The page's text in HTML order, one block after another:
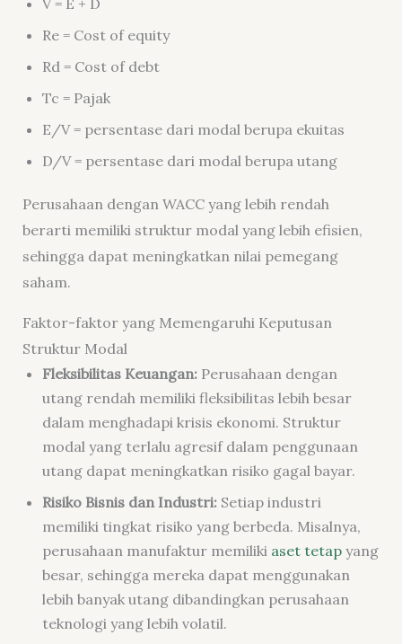
V = E + D
Re = Cost of equity
Rd = Cost of debt
Tc = Pajak
​E/V = persentase dari modal berupa ekuitas
D/V = persentase dari modal berupa utang
Perusahaan dengan WACC yang lebih rendah
berarti memiliki struktur modal yang lebih efisien,
sehingga dapat meningkatkan nilai pemegang
saham.
Faktor-faktor yang Memengaruhi Keputusan
Struktur Modal
Fleksibilitas Keuangan: Perusahaan dengan
utang rendah memiliki fleksibilitas lebih besar
dalam menghadapi krisis ekonomi. Struktur
modal yang terlalu agresif dalam penggunaan
utang dapat meningkatkan risiko gagal bayar.
Risiko Bisnis dan Industri: Setiap industri
memiliki tingkat risiko yang berbeda. Misalnya,
perusahaan manufaktur memiliki aset tetapyang
besar, sehingga mereka dapat menggunakan
lebih banyak utang dibandingkan perusahaan
teknologi yang lebih volatil.